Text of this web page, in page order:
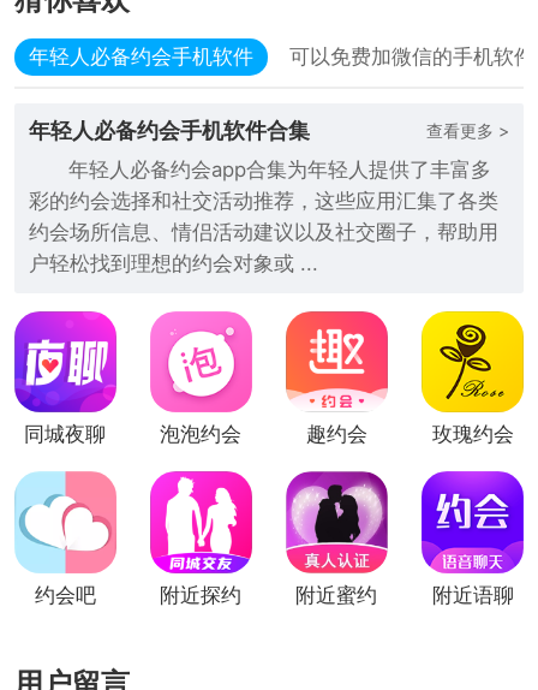
年轻人必备约会手机软件 可以免费加微信的手机软件
年轻人必备约会手机软件合集 查看更多 >
年轻人必备约会app合集为年轻人提供了丰富多
彩的约会选择和社交活动推荐，这些应用汇集了各类
约会场所信息、情侣活动建议以及社交圈子，帮助用
户轻松找到理想的约会对象或 ...
同城夜聊
会）
泡泡约会 趣约会 玫瑰约会
约会吧
附近探约
附近蜜约
附近语聊